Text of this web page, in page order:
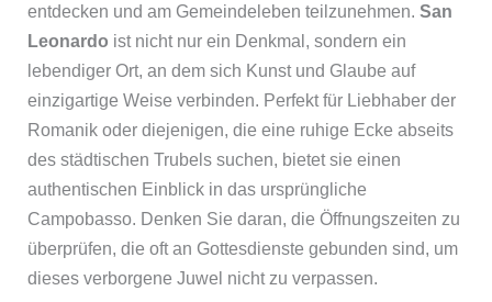
entdecken und am Gemeindeleben teilzunehmen. San
Leonardo ist nicht nur ein Denkmal, sondern ein
lebendiger Ort, an dem sich Kunst und Glaube auf
einzigartige Weise verbinden. Perfekt für Liebhaber der
Romanik oder diejenigen, die eine ruhige Ecke abseits
des städtischen Trubels suchen, bietet sie einen
authentischen Einblick in das ursprüngliche
Campobasso. Denken Sie daran, die Öffnungszeiten zu
überprüfen, die oft an Gottesdienste gebunden sind, um
dieses verborgene Juwel nicht zu verpassen.